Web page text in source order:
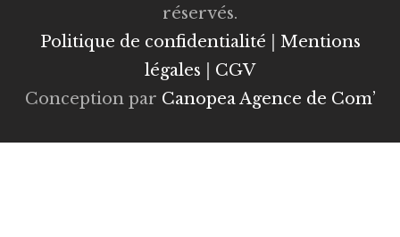
réservés.
Politique de confidentialité
Mentions
légales
CGV
Conception par Canopea Agence de Com’